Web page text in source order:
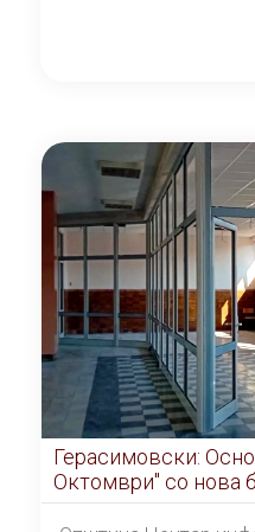
Герасимовски:
Октомври" со нова
од септември